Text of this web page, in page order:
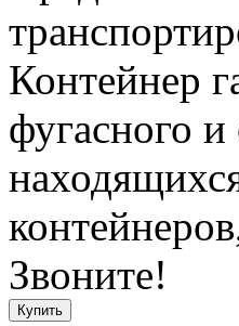
Контейнер
фугасного и
Звоните!